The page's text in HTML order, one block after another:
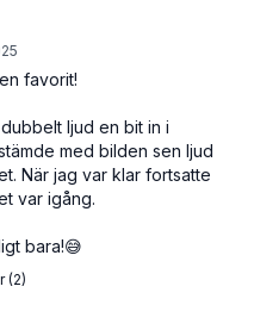
favorit!
ljud en bit in i
med bilden sen ljud
När jag var klar fortsatte
var igång.
bara!😅
(2)